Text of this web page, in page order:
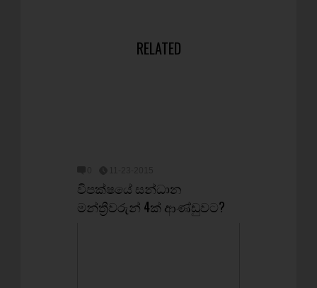
RELATED
විපක්ෂයේ සන්ධාන
මන්ත්‍රීවරුන් 4ක් ආණ්‌ඩුවට?